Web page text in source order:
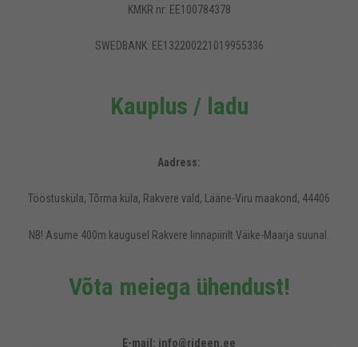
KMKR nr: EE100784378
SWEDBANK: EE132200221019955336
Kauplus / ladu
Aadress:
Tööstusküla, Tõrma küla, Rakvere vald, Lääne-Viru maakond, 44406
NB! Asume 400m kaugusel Rakvere linnapiirilt Väike-Maarja suunal.
Võta meiega ühendust!
E-mail: info@rideen.ee